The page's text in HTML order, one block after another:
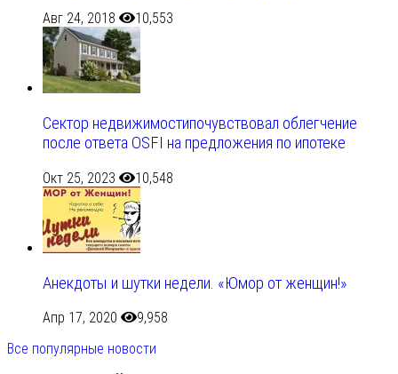
Авг 24, 2018 10,553
Сектор недвижимостипочувствовал облегчение
после ответа OSFI на предложения по ипотеке
Окт 25, 2023 10,548
Анекдоты и шутки недели. «Юмор от женщин!»
Апр 17, 2020
9,958
Все популярные новости